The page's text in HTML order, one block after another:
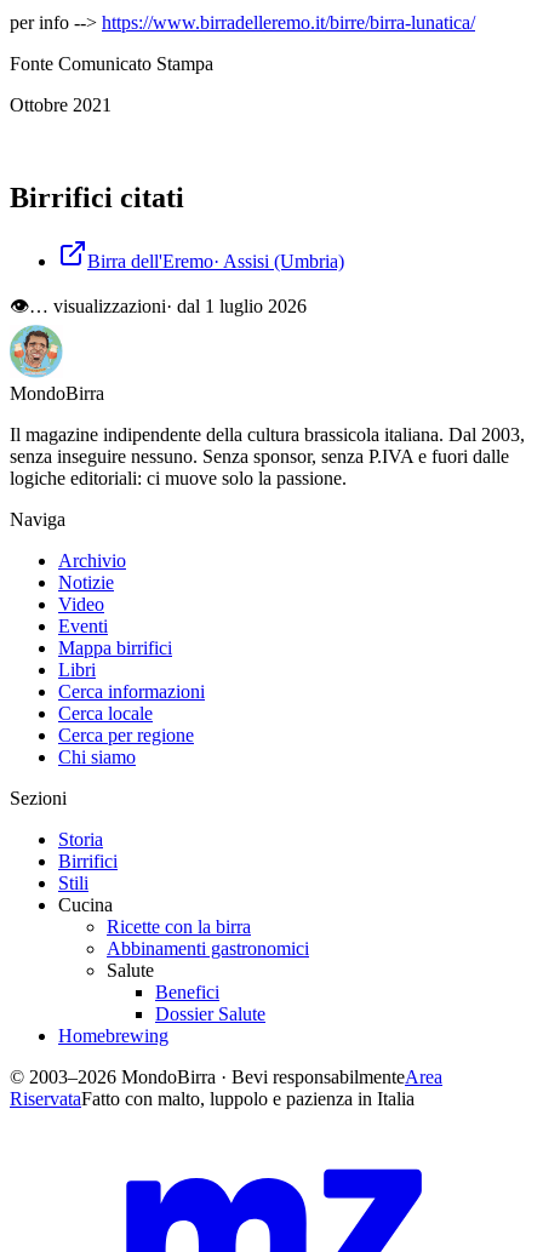
per info --> https://www.birradelleremo.it/birre/birra-lunatica/
Fonte Comunicato Stampa
Ottobre 2021
Birrifici citati
Birra dell'Eremo· Assisi (Umbria)
👁… visualizzazioni· dal 1 luglio 2026
MondoBirra
Il magazine indipendente della cultura brassicola italiana. Dal 2003,
senza inseguire nessuno. Senza sponsor, senza P.IVA e fuori dalle
logiche editoriali: ci muove solo la passione.
Naviga
Archivio
Notizie
Video
Eventi
Mappa birrifici
Libri
Cerca informazioni
Cerca locale
Cerca per regione
Chi siamo
Sezioni
Storia
Birrifici
Stili
Cucina
Ricette con la birra
Abbinamenti gastronomici
Salute
Benefici
Dossier Salute
Homebrewing
© 2003–2026 MondoBirra · Bevi responsabilmenteArea
RiservataFatto con malto, luppolo e pazienza in Italia